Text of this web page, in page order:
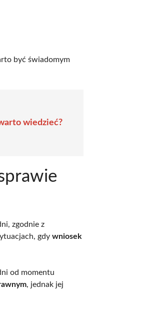
być świadomym
wiedzieć?
zgodnie z
gdy wniosek
od momentu
, jednak jej